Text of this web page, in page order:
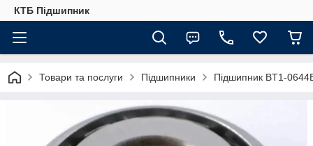
КТБ Підшипник
Товари та послуги Підшипники Підшипник BT1-